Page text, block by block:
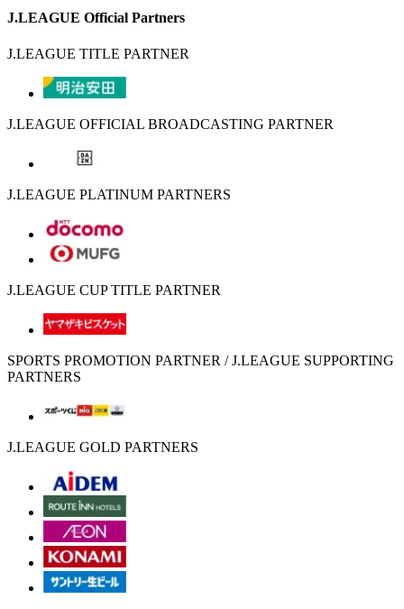
J.LEAGUE Official Partners
J.LEAGUE TITLE PARTNER
J.LEAGUE OFFICIAL BROADCASTING PARTNER
J.LEAGUE PLATINUM PARTNERS
J.LEAGUE CUP TITLE PARTNER
SPORTS PROMOTION PARTNER / J.LEAGUE SUPPORTING
PARTNERS
J.LEAGUE GOLD PARTNERS